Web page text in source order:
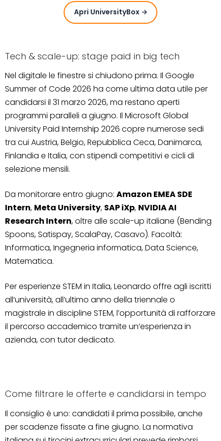
Apri UniversityBox →
Tech & scale-up: stage paid in big tech
Nel digitale le finestre si chiudono prima. Il Google
Summer of Code 2026 ha come ultima data utile per
candidarsi il 31 marzo 2026, ma restano aperti
programmi paralleli a giugno. Il Microsoft Global
University Paid Internship 2026 copre numerose sedi
tra cui Austria, Belgio, Repubblica Ceca, Danimarca,
Finlandia e Italia, con stipendi competitivi e cicli di
selezione mensili.
Da monitorare entro giugno: Amazon EMEA SDE
Intern, Meta University, SAP iXp, NVIDIA AI
Research Intern, oltre alle scale-up italiane (Bending
Spoons, Satispay, ScalaPay, Casavo). Facoltà:
Informatica, Ingegneria informatica, Data Science,
Matematica.
Per esperienze STEM in Italia, Leonardo offre agli iscritti
all’università, all’ultimo anno della triennale o
magistrale in discipline STEM, l’opportunità di rafforzare
il percorso accademico tramite un’esperienza in
azienda, con tutor dedicato.
Come filtrare le offerte e candidarsi in tempo
Il consiglio è uno: candidati il prima possibile, anche
per scadenze fissate a fine giugno. La normativa